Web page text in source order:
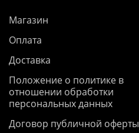
Магазин
Оплата
Доставка
Положение о политике в
отношении обработки
персональных данных
Договор публичной оферты